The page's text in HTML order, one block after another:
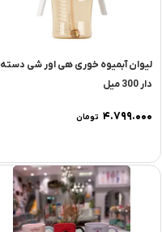
لیوان آبمیوه خوری هی اور شی دسته
دار 300 میل
۴.۷۹۹.۰۰۰ تومان